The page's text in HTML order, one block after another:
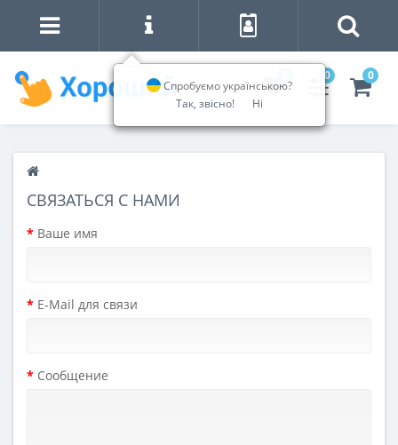
0 0
СВЯЗАТЬСЯ С НАМИ
Ваше имя
E-Mail для связи
Сообщение
Спробуємо українською?
Так, звісно!
Ні